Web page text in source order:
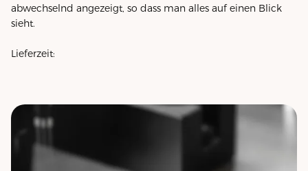
abwechselnd angezeigt, so dass man alles auf einen Blick
sieht.
Lieferzeit: